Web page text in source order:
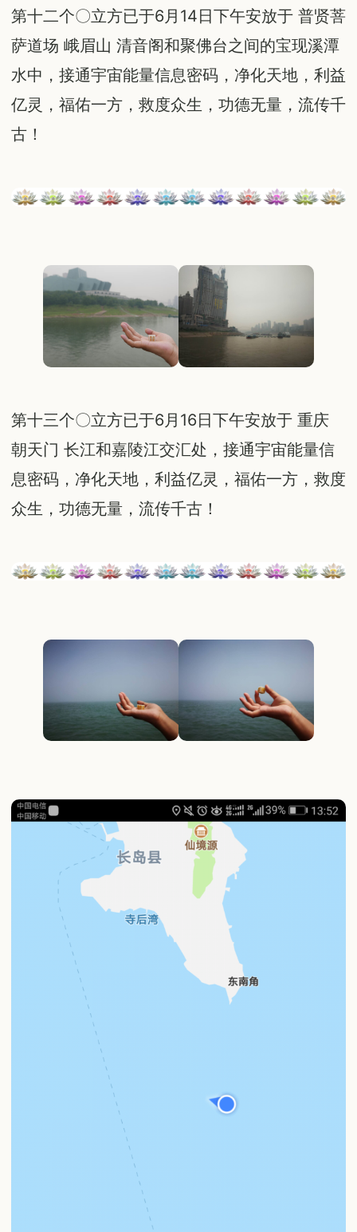
第十二个〇立方已于6月14日下午安放于 普贤菩
萨道场 峨眉山 清音阁和聚佛台之间的宝现溪潭
水中，接通宇宙能量信息密码，净化天地，利益
亿灵，福佑一方，救度众生，功德无量，流传千
古！
第十三个〇立方已于6月16日下午安放于 重庆
朝天门 长江和嘉陵江交汇处，接通宇宙能量信
息密码，净化天地，利益亿灵，福佑一方，救度
众生，功德无量，流传千古！